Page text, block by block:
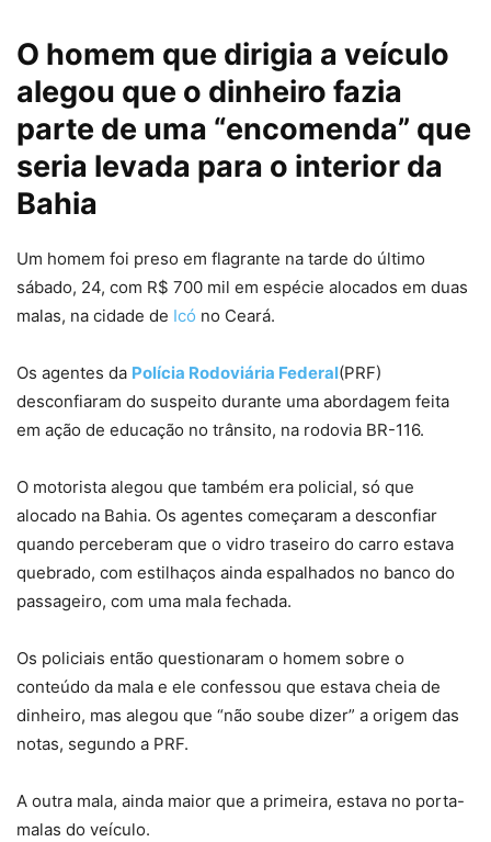
O homem que dirigia a veículo
alegou que o dinheiro fazia
parte de uma “encomenda” que
seria levada para o interior da
Bahia
Um homem foi preso em flagrante na tarde do último
sábado, 24, com R$ 700 mil em espécie alocados em duas
malas, na cidade de Icó no Ceará.
Os agentes da Polícia Rodoviária Federal(PRF)
desconfiaram do suspeito durante uma abordagem feita
em ação de educação no trânsito, na rodovia BR-116.
O motorista alegou que também era policial, só que
alocado na Bahia. Os agentes começaram a desconfiar
quando perceberam que o vidro traseiro do carro estava
quebrado, com estilhaços ainda espalhados no banco do
passageiro, com uma mala fechada.
Os policiais então questionaram o homem sobre o
conteúdo da mala e ele confessou que estava cheia de
dinheiro, mas alegou que “não soube dizer” a origem das
notas, segundo a PRF.
A outra mala, ainda maior que a primeira, estava no porta-
malas do veículo.